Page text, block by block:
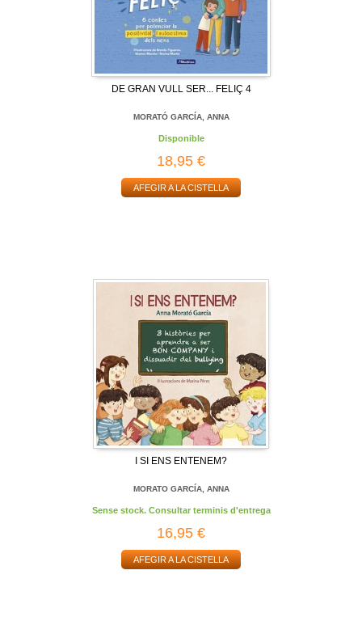
DE GRAN VULL SER... FELIÇ 4
MORATÓ GARCÍA, ANNA
Disponible
18,95 €
AFEGIR A LA CISTELLA
I SI ENS ENTENEM?
MORATO GARCÍA, ANNA
Sense stock. Consultar terminis d'entrega
16,95 €
AFEGIR A LA CISTELLA